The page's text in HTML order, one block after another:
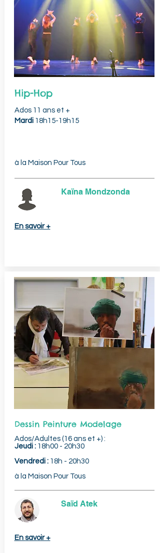
Hip-Hop
Ados 11 ans et +
Mardi 18h15-19h15
à la Maison Pour Tous
Kaïna Mondzonda
En savoir +
Dessin Peinture Modelage
Ados/Adultes (16 ans et +) :
Jeudi : 18h00 - 20h30
Vendredi : 18h - 20h30
à la Maison Pour Tous
Saïd Atek
En savoir +